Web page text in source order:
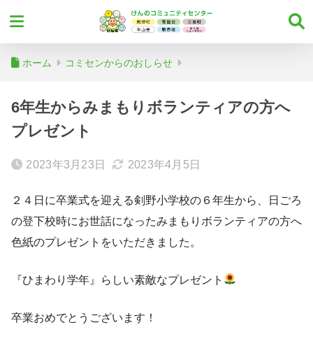
ホーム コミセンからのおしらせ
6年生からみまもりボランティアの方へ
プレゼント
2023年3月23日 2023年4月5日
２４日に卒業式を迎える剣野小学校の６年生から、日ごろ
の登下校時にお世話になったみまもりボランティアの方へ
色紙のプレゼントをいただきました。
『ひまわり学年』らしい素敵なプレゼント
卒業おめでとうございます！